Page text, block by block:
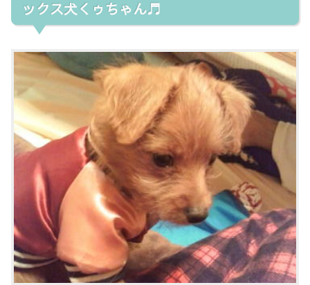
ックス犬くゥちゃん♬